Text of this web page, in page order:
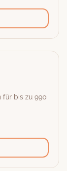
für bis zu 990